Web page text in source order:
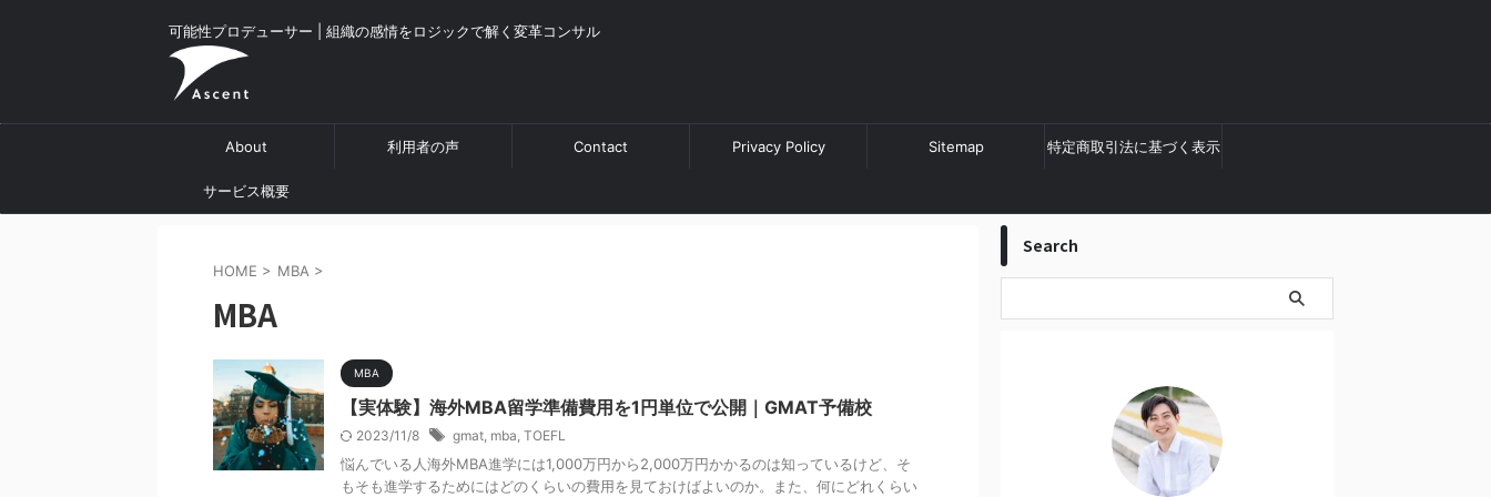
可能性プロデューサー | 組織の感情をロジックで解く変革コンサル
About 利用者の声 Contact Privacy Policy Sitemap 特定商取引法に基づく表示
サービス概要
HOME > MBA >
MBA
MBA
【実体験】海外MBA留学準備費用を1円単位で公開｜GMAT予備校
2023/11/8 gmat, mba, TOEFL
悩んでいる人海外MBA進学には1,000万円から2,000万円かかるのは知っているけど、そ
もそも進学するためにはどのくらいの費用を見ておけばよいのか。また、何にどれくらい
Search